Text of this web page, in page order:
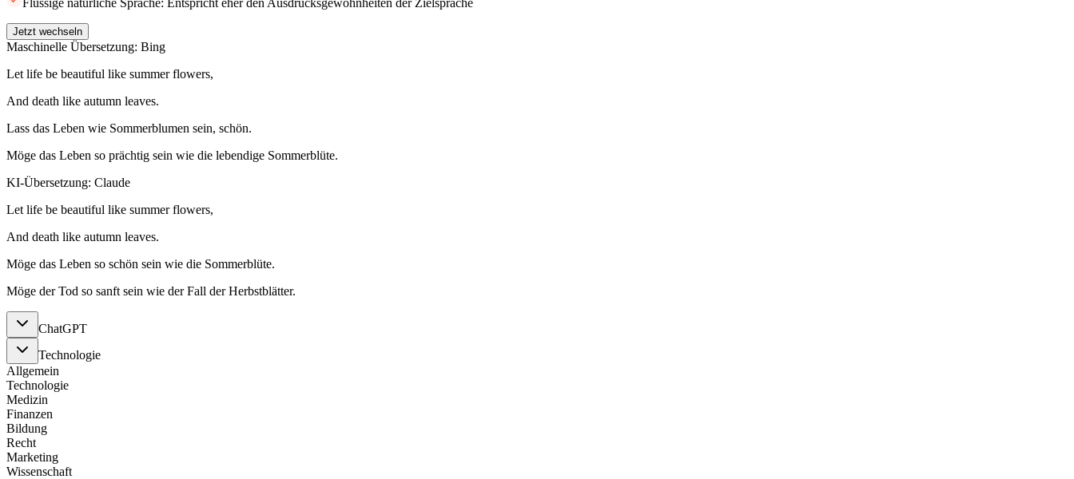
Flüssige natürliche Sprache: Entspricht eher den Ausdrucksgewohnheiten der Zielsprache
Jetzt wechseln
Maschinelle Übersetzung: Bing
Let life be beautiful like summer flowers,
And death like autumn leaves.
Lass das Leben wie Sommerblumen sein, schön.
Möge das Leben so prächtig sein wie die lebendige Sommerblüte.
KI-Übersetzung: Claude
Let life be beautiful like summer flowers,
And death like autumn leaves.
Möge das Leben so schön sein wie die Sommerblüte.
Möge der Tod so sanft sein wie der Fall der Herbstblätter.
ChatGPT
Technologie
Allgemein
Technologie
Medizin
Finanzen
Bildung
Recht
Marketing
Wissenschaft